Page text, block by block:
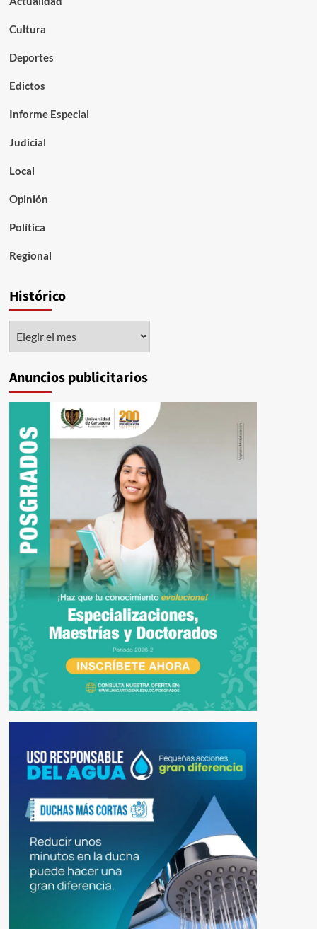
Cultura
Deportes
Edictos
Informe Especial
Judicial
Local
Opinión
Política
Regional
Histórico
Anuncios publicitarios